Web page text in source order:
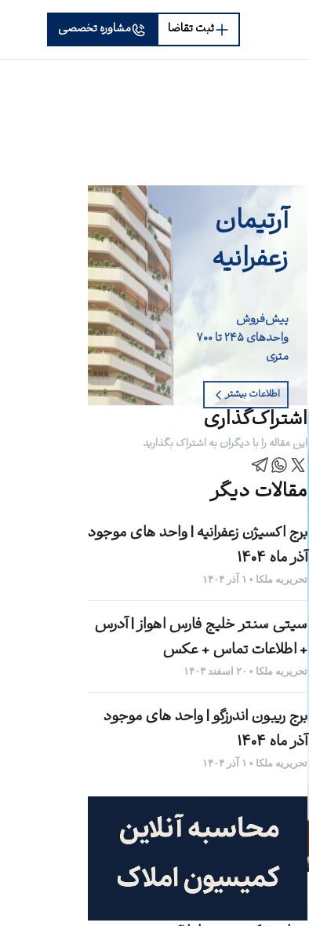
ثبت تقاضا مشاوره تخصصی
آرتیمان
زعفرانیه
پیش‌فروش
واحد‌های ۲۴۵ تا ۷۰۰
متری
اطلاعات بیشتر
اشتراک‌گذاری
این مقاله را با دیگران به اشتراک بگذارید
مقالات دیگر
برج اکسیژن زعفرانیه | واحد های موجود
آذر ماه 1404
تحریریه ملکا • ۱ آذر ۱۴۰۴
سیتی سنتر خلیج فارس اهواز | آدرس
+ اطلاعات تماس + عکس
تحریریه ملکا • ۲۰ اسفند ۱۴۰۳
برج ریبون اندرزگو | واحد های موجود
آذر ماه 1404
تحریریه ملکا • ۱ آذر ۱۴۰۴